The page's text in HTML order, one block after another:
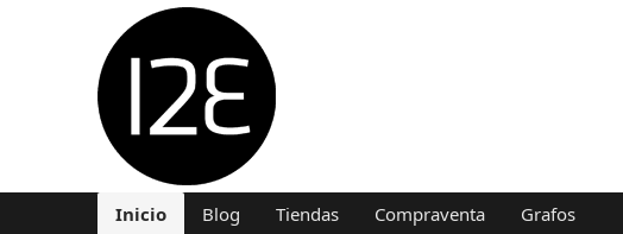
Inicio Blog Tiendas Compraventa Grafos